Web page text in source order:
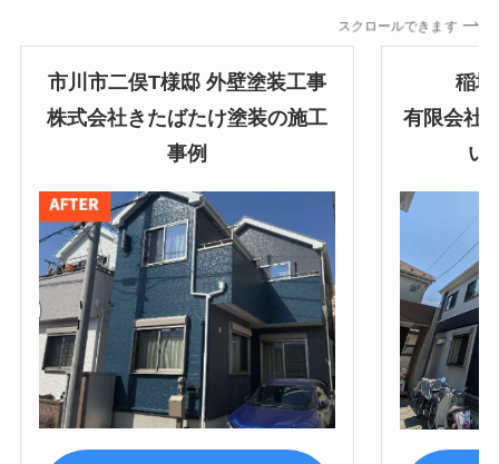
スクロールできます
市川市二俣T様邸 外壁塗装工事
株式会社きたばたけ塗装の施工
事例
稲
有限会社
い